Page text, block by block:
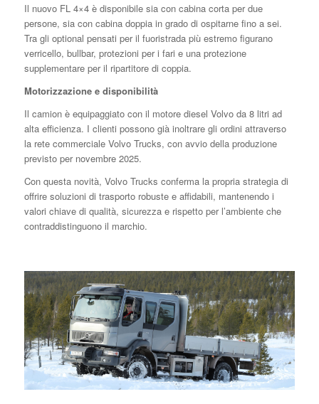
Il nuovo FL 4×4 è disponibile sia con cabina corta per due
persone, sia con cabina doppia in grado di ospitarne fino a sei.
Tra gli optional pensati per il fuoristrada più estremo figurano
verricello, bullbar, protezioni per i fari e una protezione
supplementare per il ripartitore di coppia.
Motorizzazione e disponibilità
Il camion è equipaggiato con il motore diesel Volvo da 8 litri ad
alta efficienza. I clienti possono già inoltrare gli ordini attraverso
la rete commerciale Volvo Trucks, con avvio della produzione
previsto per novembre 2025.
Con questa novità, Volvo Trucks conferma la propria strategia di
offrire soluzioni di trasporto robuste e affidabili, mantenendo i
valori chiave di qualità, sicurezza e rispetto per l’ambiente che
contraddistinguono il marchio.